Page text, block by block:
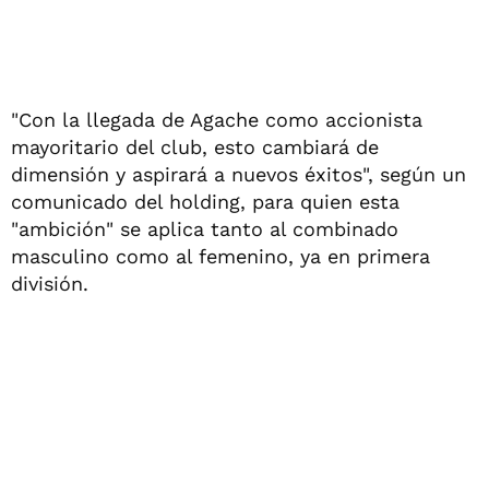
"Con la llegada de Agache como accionista
mayoritario del club, esto cambiará de
dimensión y aspirará a nuevos éxitos", según un
comunicado del holding, para quien esta
"ambición" se aplica tanto al combinado
masculino como al femenino, ya en primera
división.